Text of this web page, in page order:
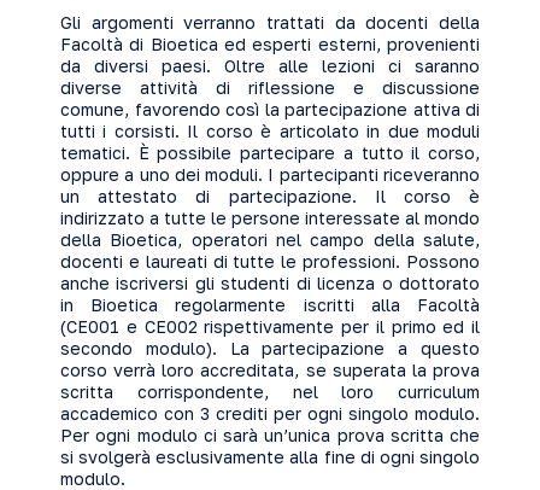
Gli argomenti verranno trattati da docenti della
Facoltà di Bioetica ed esperti esterni, provenienti
da diversi paesi. Oltre alle lezioni ci saranno
diverse attività di riflessione e discussione
comune, favorendo così la partecipazione attiva di
tutti i corsisti. Il corso è articolato in due moduli
tematici. È possibile partecipare a tutto il corso,
oppure a uno dei moduli. I partecipanti riceveranno
un attestato di partecipazione. Il corso è
indirizzato a tutte le persone interessate al mondo
della Bioetica, operatori nel campo della salute,
docenti e laureati di tutte le professioni. Possono
anche iscriversi gli studenti di licenza o dottorato
in Bioetica regolarmente iscritti alla Facoltà
(CE001 e CE002 rispettivamente per il primo ed il
secondo modulo). La partecipazione a questo
corso verrà loro accreditata, se superata la prova
scritta corrispondente, nel loro curriculum
accademico con 3 crediti per ogni singolo modulo.
Per ogni modulo ci sarà un’unica prova scritta che
si svolgerà esclusivamente alla fine di ogni singolo
modulo.